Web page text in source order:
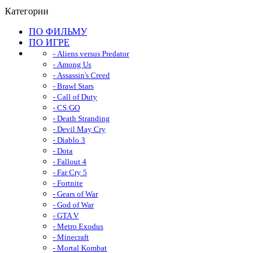
Категории
ПО ФИЛЬМУ
ПО ИГРЕ
- Aliens versus Predator
- Among Us
- Assassin's Creed
- Brawl Stars
- Call of Duty
- CS:GO
- Death Stranding
- Devil May Cry
- Diablo 3
- Dota
- Fallout 4
- Far Cry 5
- Fortnite
- Gears of War
- God of War
- GTA V
- Metro Exodus
- Minecraft
- Mortal Kombat